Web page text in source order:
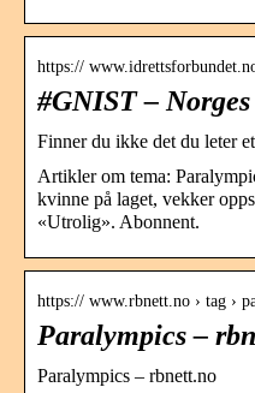
https://
#GNIST –
Finner du ikke det du leter
Artikler om tema:
kvinne på laget, vekker
«Utrolig». Abonnent.
https:// www.rbnett.no › tag ›
Paralympics –
Paralympics – rbnett.no